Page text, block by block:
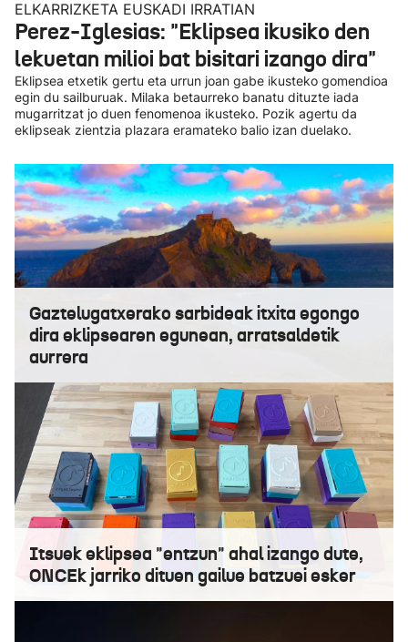
ELKARRIZKETA EUSKADI IRRATIAN
Perez-Iglesias: "Eklipsea ikusiko den
lekuetan milioi bat bisitari izango dira"
Eklipsea etxetik gertu eta urrun joan gabe ikusteko gomendioa
egin du sailburuak. Milaka betaurreko banatu dituzte iada
mugarritzat jo duen fenomenoa ikusteko. Pozik agertu da
eklipseak zientzia plazara eramateko balio izan duelako.
Gaztelugatxerako sarbideak itxita egongo
dira eklipsearen egunean, arratsaldetik
aurrera
Itsuek eklipsea "entzun" ahal izango dute,
ONCEk jarriko dituen gailue batzuei esker